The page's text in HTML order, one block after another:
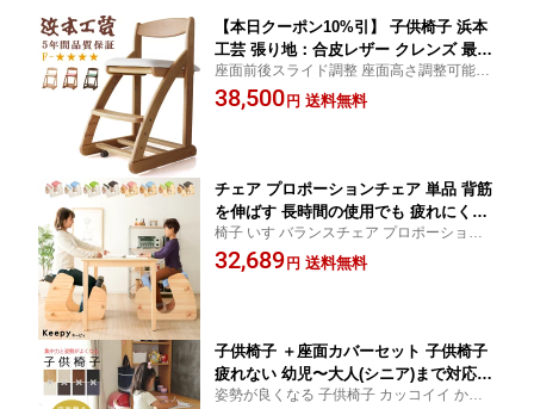
【本日クーポン10%引】 子供椅子 浜本
工芸 張り地：合皮レザー クレンズ 最新
学習椅子 送料無料 日本製 正規販売店 D
SC-2304(ナチュラルオーク)/DSC-2300
座面前後スライド調整 座面高さ調整可能 ナ
ラ無垢材 椅子 イス いす チェア チェアー 学
習チェア デスクチェア 学習デスク5年保障
38,500 円 送料無料
チェア プロポーションチェア 単品 背筋
を伸ばす 長時間の使用でも 疲れにくい
身長110cm～180cm対応 子どもから大
人の方まで リビング学習 オンライン授
椅子 いす バランスチェア プロポーション
チェア ウレタン 合成皮革 PVC 可愛い 勉強
家庭学習 リビング学習 ダイニング 座ると
32,689 円 送料無料
子供椅子 ＋座面カバーセット 子供椅子
疲れない 幼児〜大人(シニア)まで対応
座面・足置き高さ調整可能 座面角度調
姿勢が良くなる 子供椅子 カッコイイ かっ